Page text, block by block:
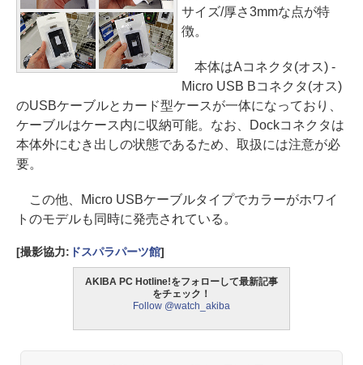
サイズ/厚さ3mmな点が特
徴。
本体はAコネクタ(オス) -
Micro USB Bコネクタ(オス)
のUSBケーブルとカード型ケースが一体になっており、
ケーブルはケース内に収納可能。なお、Dockコネクタは
本体外にむき出しの状態であるため、取扱には注意が必
要。
この他、Micro USBケーブルタイプでカラーがホワイ
トのモデルも同時に発売されている。
[撮影協力: ドスパラパーツ館]
AKIBA PC Hotline!をフォローして最新記事
をチェック！
Follow @watch_akiba